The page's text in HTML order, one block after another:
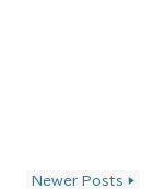
Newer Posts ▶